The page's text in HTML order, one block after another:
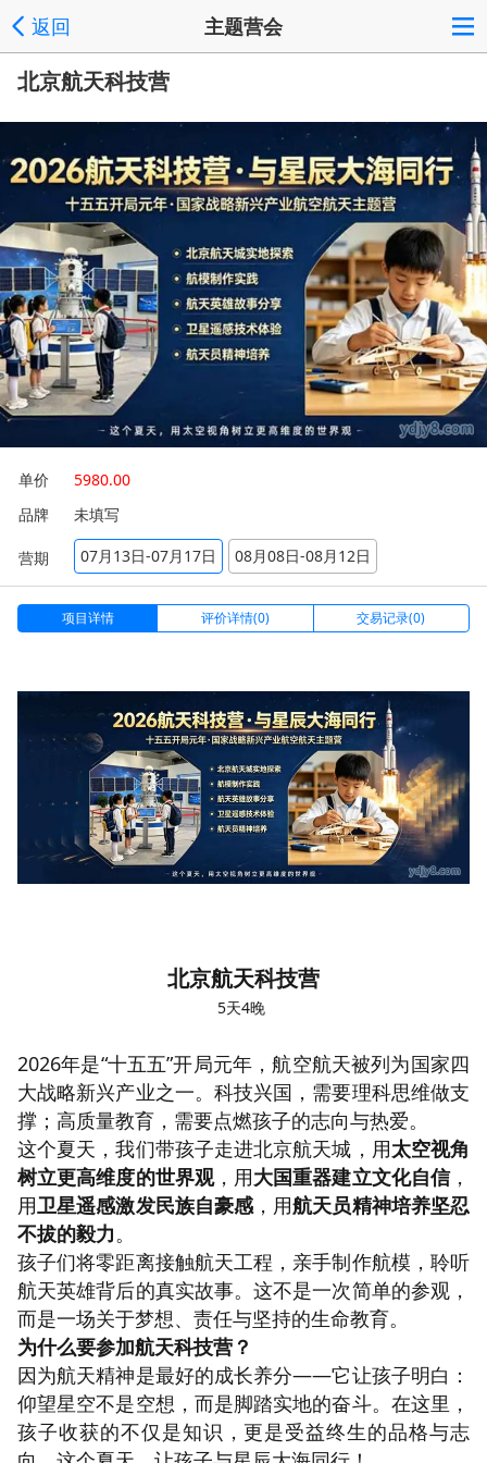
返回 主题营会
北京航天科技营
单价
5980.00
品牌
未填写
营期 07月13日-07月17日 08月08日-08月12日
项目详情 评价详情(0) 交易记录(0)
北京航天科技营
5天4晚
2026年是“十五五”开局元年，航空航天被列为国家四
大战略新兴产业之一。科技兴国，需要理科思维做支
撑；高质量教育，需要点燃孩子的志向与热爱。
这个夏天，我们带孩子走进北京航天城，用太空视角
树立更高维度的世界观，用大国重器建立文化自信，
用卫星遥感激发民族自豪感，用航天员精神培养坚忍
不拔的毅力。
孩子们将零距离接触航天工程，亲手制作航模，聆听
航天英雄背后的真实故事。这不是一次简单的参观，
而是一场关于梦想、责任与坚持的生命教育。
为什么要参加航天科技营？
因为航天精神是最好的成长养分——它让孩子明白：
仰望星空不是空想，而是脚踏实地的奋斗。在这里，
孩子收获的不仅是知识，更是受益终生的品格与志